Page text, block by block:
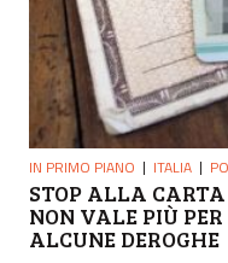
IN PRIMO PIANO ITALIA
STOP ALLA
NON VALE PIÙ
ALCUNE DEROGHE